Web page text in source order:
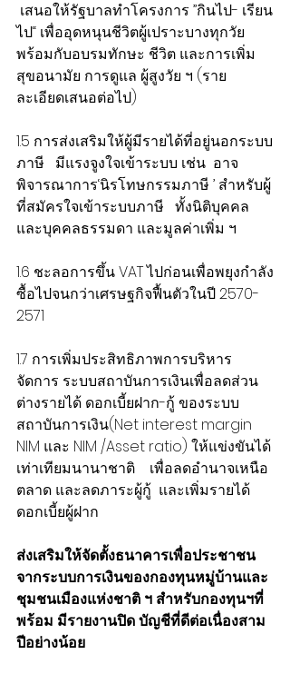
ไป“ เพื่ออุดหนุนชีวิตผู้เปราะบางทุกวัย
พร้อมกับอบรมทักษะ ชีวิต และการเพิ่ม
สุขอนามัย การดูแล ผู้สูงวัย ฯ (ราย
ละเอียดเสนอต่อไป)
1.5 การส่งเสริมให้ผู้มีรายได้ที่อยู่นอกระบบ
ภาษี   มีแรงจูงใจเข้าระบบ เช่น  อาจ
พิจารณาการ‘นิรโทษกรรมภาษี ’ สำหรับผู้
ที่สมัครใจเข้าระบบภาษี   ทั้งนิติบุคคล
และบุคคลธรรมดา และมูลค่าเพิ่ม ฯ
1.6 ชะลอการขึ้น VAT ไปก่อนเพื่อพยุงกำลัง
ซื้อไปจนกว่าเศรษฐกิจฟื้นตัวในปี 2570-
2571
1.7 การเพิ่มประสิทธิภาพการบริหาร
จัดการ ระบบสถาบันการเงินเพื่อลดส่วน
ต่างรายได้ ดอกเบี้ยฝาก-กู้ ของระบบ
สถาบันการเงิน(Net interest margin
NIM และ NIM /Asset ratio) ให้แข่งขันได้
เท่าเทียมนานาชาติ    เพื่อลดอำนาจเหนือ
ตลาด และลดภาระผู้กู้  และเพิ่มรายได้
ดอกเบี้ยผู้ฝาก
ส่งเสริมให้จัดตั้งธนาคารเพื่อประชาชน
จากระบบการเงินของกองทุนหมู่บ้านและ
ชุมชนเมืองแห่งชาติ ฯ สำหรับกองทุนฯที่
พร้อม มีรายงานปิด บัญชีที่ดีต่อเนื่องสาม
ปีอย่างน้อย